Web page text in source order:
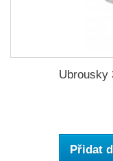
Ubrousky
Přidat